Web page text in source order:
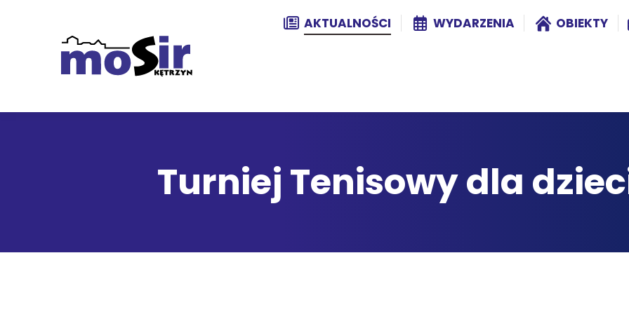
AKTUALNOŚCI WYDARZENIA OBIEKTY
Turniej Tenisowy dla